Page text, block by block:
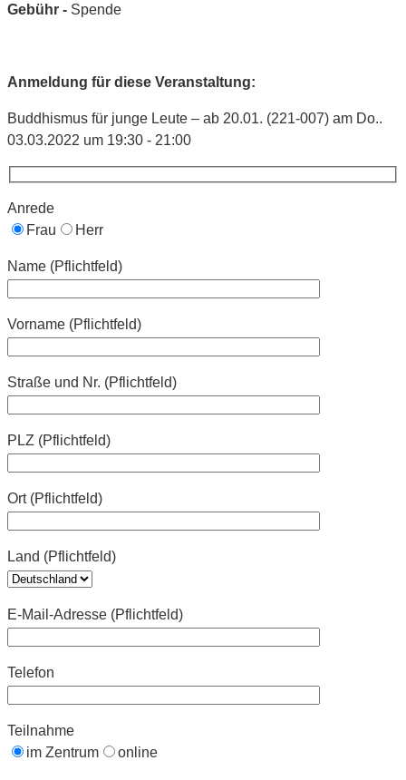
Gebühr - Spende
Anmeldung für diese Veranstaltung:
Buddhismus für junge Leute – ab 20.01. (221-007) am Do..
03.03.2022 um 19:30 - 21:00
Anrede
Frau
Herr
Name (Pflichtfeld)
Vorname (Pflichtfeld)
Straße und Nr. (Pflichtfeld)
PLZ (Pflichtfeld)
Ort (Pflichtfeld)
Land (Pflichtfeld)
E-Mail-Adresse (Pflichtfeld)
Telefon
Teilnahme
im Zentrum
online